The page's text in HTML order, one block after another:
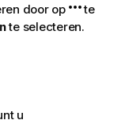
door op
te
te selecteren.
u